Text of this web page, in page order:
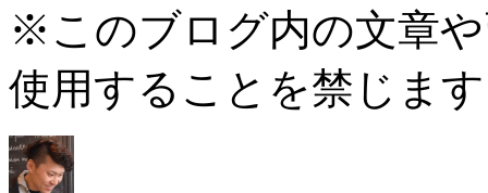
※このブログ内の文章
使用することを禁じま